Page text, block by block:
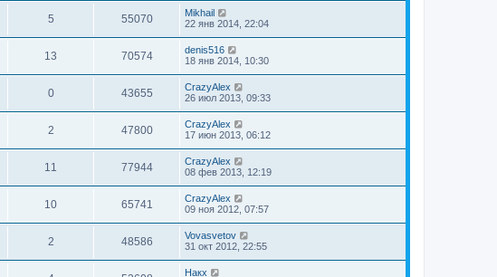
5 55070
Mikhail
22 янв 2014, 22:04
13 70574
denis516
18 янв 2014, 10:30
0 43655
CrazyAlex
26 июл 2013, 09:33
2 47800
CrazyAlex
17 июн 2013, 06:12
11 77944
CrazyAlex
08 фев 2013, 12:19
10 65741
CrazyAlex
09 ноя 2012, 07:57
2 48586
Vovasvetov
31 окт 2012, 22:55
Накх